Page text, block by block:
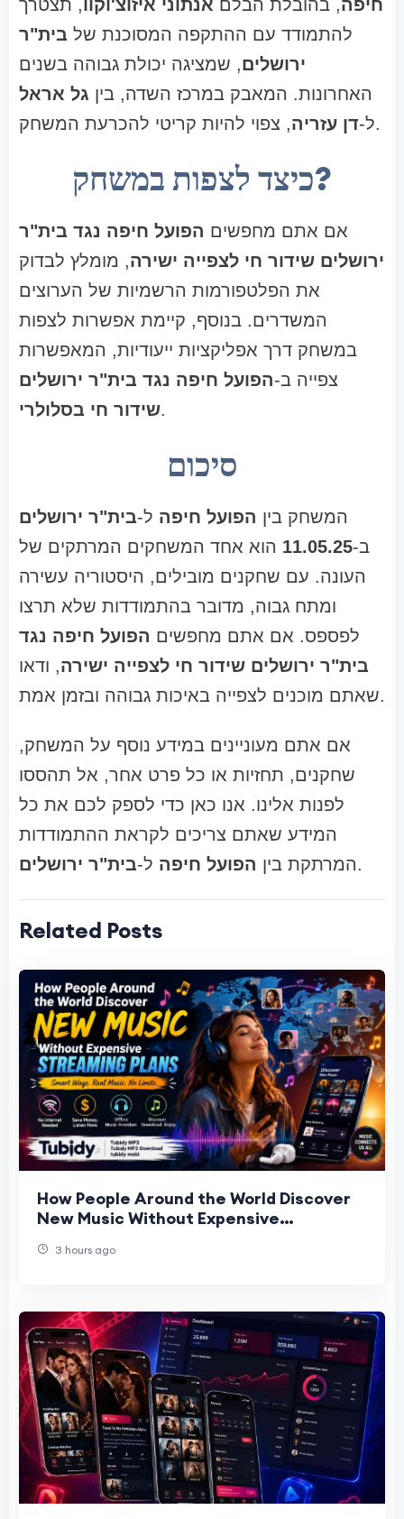
חיפה, בהובלת הבלם אנתוני איזוצ'וקוו , תצטרך
להתמודד עם ההתקפה המסוכנת של בית"ר
ירושלים, שמציגה יכולת גבוהה בשנים
האחרונות. המאבק במרכז השדה, בין גל אראל
ל-דן עזריה , צפוי להיות קריטי להכרעת המשחק.
כיצד לצפות במשחק?
אם אתם מחפשים הפועל חיפה נגד בית"ר
ירושלים שידור חי לצפייה ישירה, מומלץ לבדוק
את הפלטפורמות הרשמיות של הערוצים
המשדרים. בנוסף, קיימת אפשרות לצפות
במשחק דרך אפליקציות ייעודיות, המאפשרות
צפייה ב-הפועל חיפה נגד בית"ר ירושלים
שידור חי בסלולרי.
סיכום
המשחק בין הפועל חיפה ל-בית"ר ירושלים
ב-11.05.25 הוא אחד המשחקים המרתקים של
העונה. עם שחקנים מובילים, היסטוריה עשירה
ומתח גבוה, מדובר בהתמודדות שלא תרצו
לפספס. אם אתם מחפשים הפועל חיפה נגד
בית"ר ירושלים שידור חי לצפייה ישירה, ודאו
שאתם מוכנים לצפייה באיכות גבוהה ובזמן אמת.
אם אתם מעוניינים במידע נוסף על המשחק,
שחקנים, תחזיות או כל פרט אחר, אל תהססו
לפנות אלינו. אנו כאן כדי לספק לכם את כל
המידע שאתם צריכים לקראת ההתמודדות
המרתקת בין הפועל חיפה ל-בית"ר ירושלים .
Related Posts
How People Around the World Discover
New Music Without Expensive
3 hours ago